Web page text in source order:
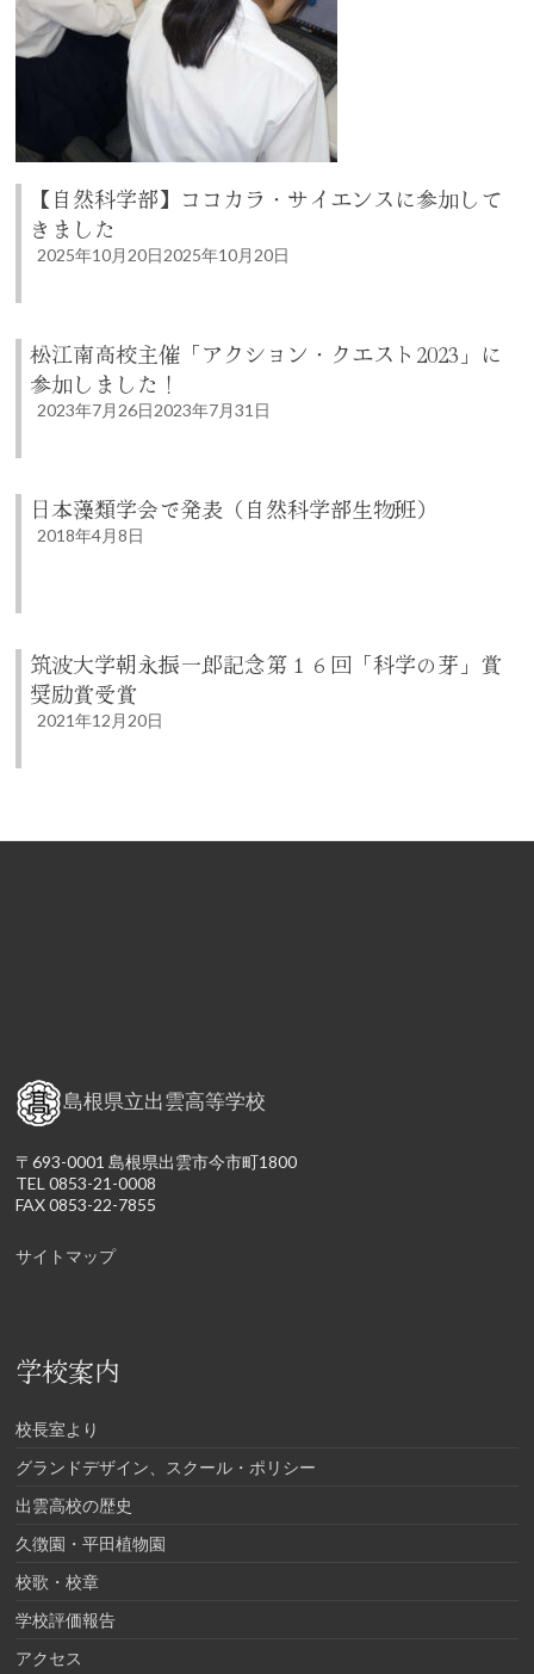
【自然科学部】ココカラ・サイエンスに参加して
きました
2025年10月20日2025年10月20日
松江南高校主催「アクション・クエスト2023」に
参加しました！
2023年7月26日2023年7月31日
日本藻類学会で発表（自然科学部生物班）
2018年4月8日
筑波大学朝永振一郎記念第１６回「科学の芽」賞
奨励賞受賞
2021年12月20日
島根県立出雲高等学校
〒693-0001 島根県出雲市今市町1800
TEL 0853-21-0008
FAX 0853-22-7855
サイトマップ
学校案内
校長室より
グランドデザイン、スクール・ポリシー
出雲高校の歴史
久徴園・平田植物園
校歌・校章
学校評価報告
アクセス